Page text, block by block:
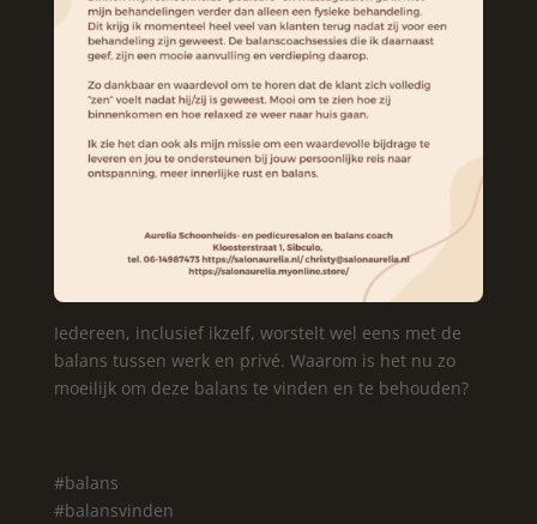
Iedereen, inclusief ikzelf, worstelt wel eens met de
balans tussen werk en privé. Waarom is het nu zo
moeilijk om deze balans te vinden en te behouden?
#balans
#balansvinden